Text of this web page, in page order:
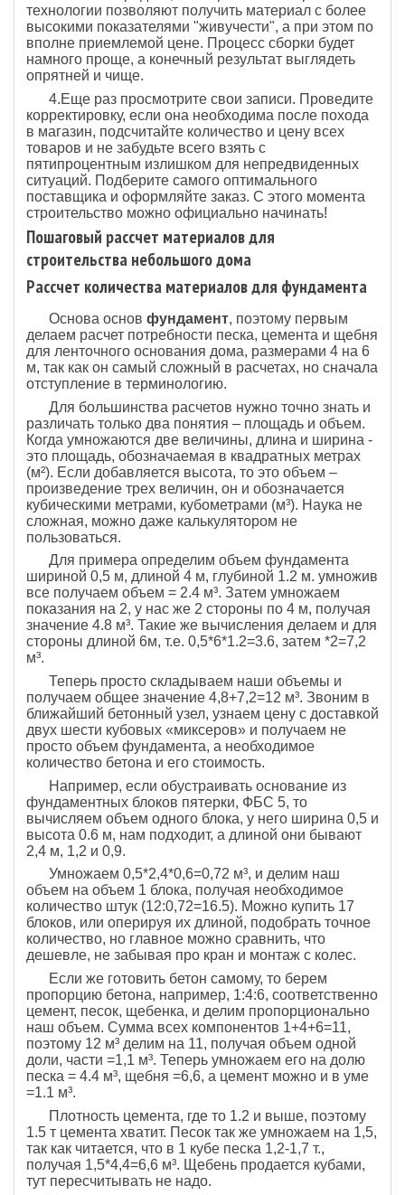
технологии позволяют получить материал с более
высокими показателями "живучести", а при этом по
вполне приемлемой цене. Процесс сборки будет
намного проще, а конечный результат выглядеть
опрятней и чище.
4.Еще раз просмотрите свои записи. Проведите
корректировку, если она необходима после похода
в магазин, подсчитайте количество и цену всех
товаров и не забудьте всего взять с
пятипроцентным излишком для непредвиденных
ситуаций. Подберите самого оптимального
поставщика и оформляйте заказ. С этого момента
строительство можно официально начинать!
Пошаговый рассчет материалов для
строительства небольшого дома
Рассчет количества материалов для фундамента
Основа основ фундамент, поэтому первым
делаем расчет потребности песка, цемента и щебня
для ленточного основания дома, размерами 4 на 6
м, так как он самый сложный в расчетах, но сначала
отступление в терминологию.
Для большинства расчетов нужно точно знать и
различать только два понятия – площадь и объем.
Когда умножаются две величины, длина и ширина -
это площадь, обозначаемая в квадратных метрах
(м²). Если добавляется высота, то это объем –
произведение трех величин, он и обозначается
кубическими метрами, кубометрами (м³). Наука не
сложная, можно даже калькулятором не
пользоваться.
Для примера определим объем фундамента
шириной 0,5 м, длиной 4 м, глубиной 1.2 м. умножив
все получаем объем = 2.4 м³. Затем умножаем
показания на 2, у нас же 2 стороны по 4 м, получая
значение 4.8 м³. Такие же вычисления делаем и для
стороны длиной 6м, т.е. 0,5*6*1.2=3.6, затем *2=7,2
м³.
Теперь просто складываем наши объемы и
получаем общее значение 4,8+7,2=12 м³. Звоним в
ближайший бетонный узел, узнаем цену с доставкой
двух шести кубовых «миксеров» и получаем не
просто объем фундамента, а необходимое
количество бетона и его стоимость.
Например, если обустраивать основание из
фундаментных блоков пятерки, ФБС 5, то
вычисляем объем одного блока, у него ширина 0,5 и
высота 0.6 м, нам подходит, а длиной они бывают
2,4 м, 1,2 и 0,9.
Умножаем 0,5*2,4*0,6=0,72 м³, и делим наш
объем на объем 1 блока, получая необходимое
количество штук (12:0,72=16.5). Можно купить 17
блоков, или оперируя их длиной, подобрать точное
количество, но главное можно сравнить, что
дешевле, не забывая про кран и монтаж с колес.
Если же готовить бетон самому, то берем
пропорцию бетона, например, 1:4:6, соответственно
цемент, песок, щебенка, и делим пропорционально
наш объем. Сумма всех компонентов 1+4+6=11,
поэтому 12 м³ делим на 11, получая объем одной
доли, части =1,1 м³. Теперь умножаем его на долю
песка = 4.4 м³, щебня =6,6, а цемент можно и в уме
=1.1 м³.
Плотность цемента, где то 1.2 и выше, поэтому
1.5 т цемента хватит. Песок так же умножаем на 1,5,
так как читается, что в 1 кубе песка 1,2-1,7 т.,
получая 1,5*4,4=6,6 м³. Щебень продается кубами,
тут пересчитывать не надо.